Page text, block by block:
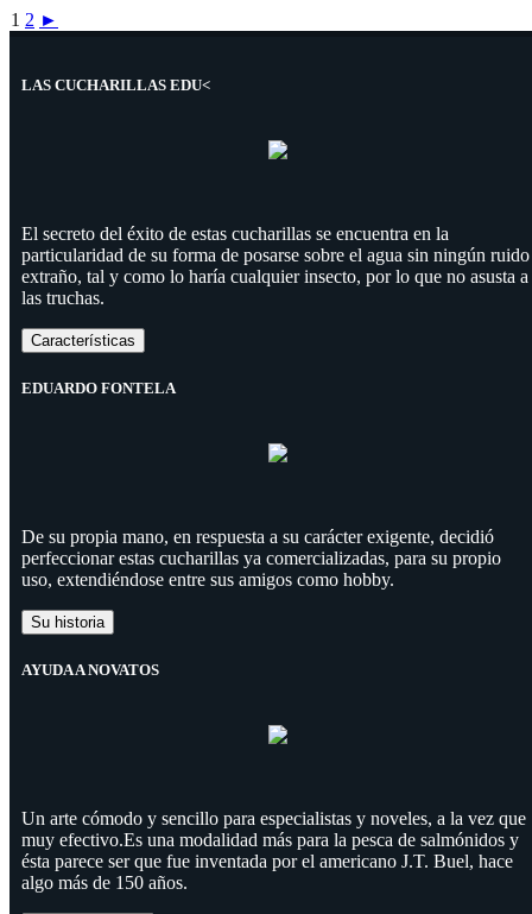
1 2 ►
LAS CUCHARILLAS EDU<
El secreto del éxito de estas cucharillas se encuentra en la
particularidad de su forma de posarse sobre el agua sin ningún ruido
extraño, tal y como lo haría cualquier insecto, por lo que no asusta a
las truchas.
Características
EDUARDO FONTELA
De su propia mano, en respuesta a su carácter exigente, decidió
perfeccionar estas cucharillas ya comercializadas, para su propio
uso, extendiéndose entre sus amigos como hobby.
Su historia
AYUDA A NOVATOS
Un arte cómodo y sencillo para especialistas y noveles, a la vez que
muy efectivo.Es una modalidad más para la pesca de salmónidos y
ésta parece ser que fue inventada por el americano J.T. Buel, hace
algo más de 150 años.